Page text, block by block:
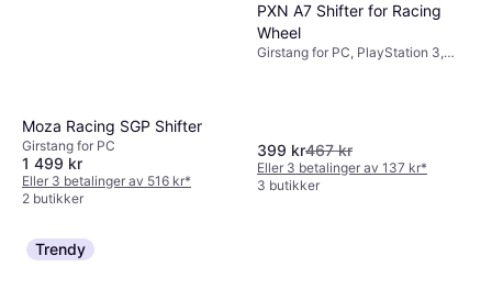
Moza Racing SGP Shifter
Girstang for PC
1 499 kr
Eller 3 betalinger av 516 kr*
2 butikker
PXN A7 Shifter for Racing
Wheel
Girstang for PC, PlayStation 3,
399 kr467 kr
Eller 3 betalinger av 137 kr*
3 butikker
Trendy